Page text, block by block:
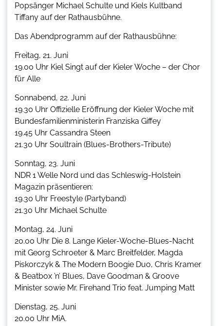
Popsänger Michael Schulte und Kiels Kultband
Tiffany auf der Rathausbühne.
Das Abendprogramm auf der Rathausbühne:
Freitag, 21. Juni
19.00 Uhr Kiel Singt auf der Kieler Woche – der Chor
für Alle
Sonnabend, 22. Juni
19.30 Uhr Offizielle Eröffnung der Kieler Woche mit
Bundesfamilienministerin Franziska Giffey
19.45 Uhr Cassandra Steen
21.30 Uhr Soultrain (Blues-Brothers-Tribute)
Sonntag, 23. Juni
NDR 1 Welle Nord und das Schleswig-Holstein
Magazin präsentieren:
19.30 Uhr Freestyle (Partyband)
21.30 Uhr Michael Schulte
Montag, 24. Juni
20.00 Uhr Die 8. Lange Kieler-Woche-Blues-Nacht
mit Georg Schroeter & Marc Breitfelder, Magda
Piskorczyk & The Modern Boogie Duo, Chris Kramer
& Beatbox ’n’ Blues, Dave Goodman & Groove
Minister sowie Mr. Firehand Trio feat. Jumping Matt
Dienstag, 25. Juni
20.00 Uhr MiA.